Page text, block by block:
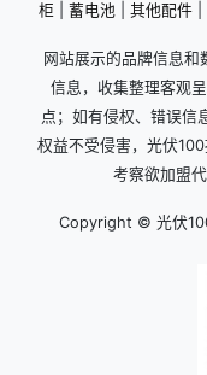
柜
蓄电池 其他配件
网站展示的品牌信息
信息，收集整理客观
点；如有侵权、错误信
权益不受侵害，光伏
考察欲加盟
Copyright © 光伏